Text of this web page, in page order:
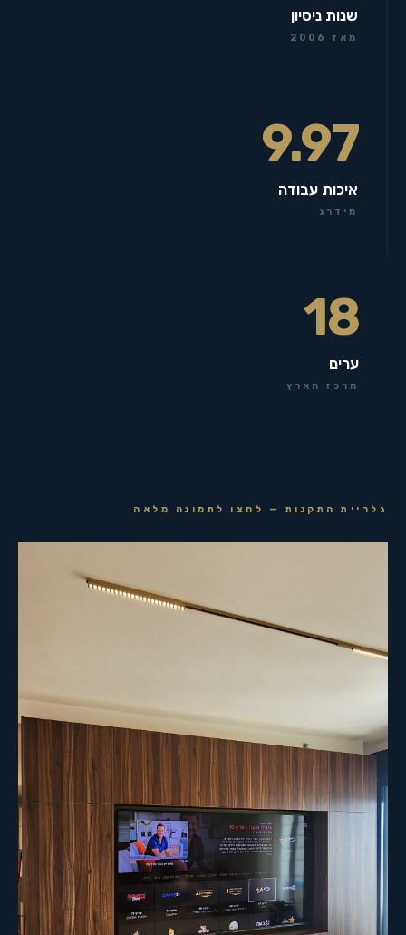
שנות ניסיון
מאז 2006
9.97
איכות עבודה
מידרג
18
ערים
מרכז הארץ
גלריית התקנות — לחצו לתמונה מלאה